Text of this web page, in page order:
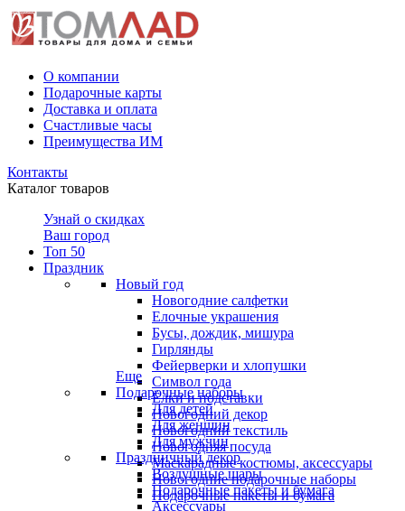
О компании
Подарочные карты
Доставка и оплата
Счастливые часы
Преимущества ИМ
Контакты
Каталог товаров
Узнай о скидках
Ваш город
Топ 50
Праздник
Новый год
Новогодние салфетки
Елочные украшения
Бусы, дождик, мишура
Гирлянды
Фейерверки и хлопушки
Символ года
Ёлки и подставки
Новогодний декор
Новогодний текстиль
Новогодняя посуда
Маскарадные костюмы, аксессуары
Новогодние подарочные наборы
Подарочные пакеты и бумага
Еще
Подарочные наборы
Для детей
Для женщин
Для мужчин
Праздничный декор
Воздушные шары
Подарочные пакеты и бумага
Аксессуары